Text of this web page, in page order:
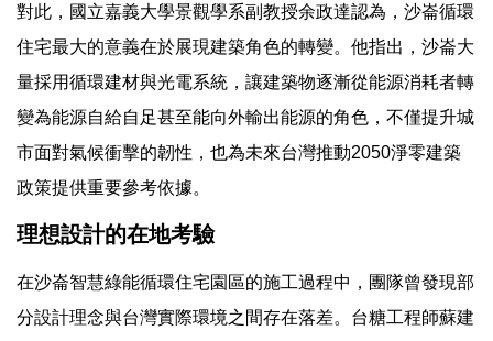
對此，國立嘉義大學景觀學系副教授余政達認為，沙崙循環
住宅最大的意義在於展現建築角色的轉變。他指出，沙崙大
量採用循環建材與光電系統，讓建築物逐漸從能源消耗者轉
變為能源自給自足甚至能向外輸出能源的角色，不僅提升城
市面對氣候衝擊的韌性，也為未來台灣推動2050淨零建築
政策提供重要參考依據。
理想設計的在地考驗
在沙崙智慧綠能循環住宅園區的施工過程中，團隊曾發現部
分設計理念與台灣實際環境之間存在落差。台糖工程師蘇建